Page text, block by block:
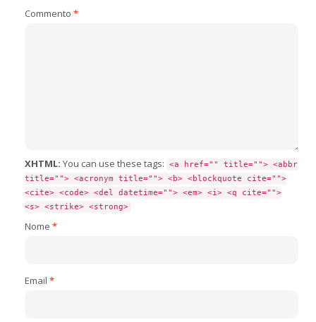
Commento *
XHTML: You can use these tags:
<a href="" title=""> <abbr
title=""> <acronym title=""> <b> <blockquote cite="">
<cite> <code> <del datetime=""> <em> <i> <q cite="">
<s> <strike> <strong>
Nome *
Email *